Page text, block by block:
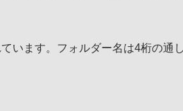
います。フォルダー名は4桁の通